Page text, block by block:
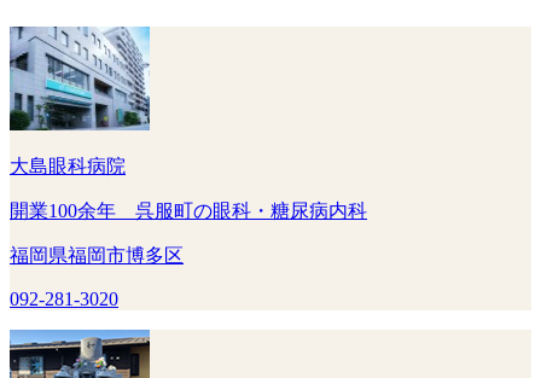
大島眼科病院
開業100余年 呉服町の眼科・糖尿病内科
福岡県福岡市博多区
092-281-3020